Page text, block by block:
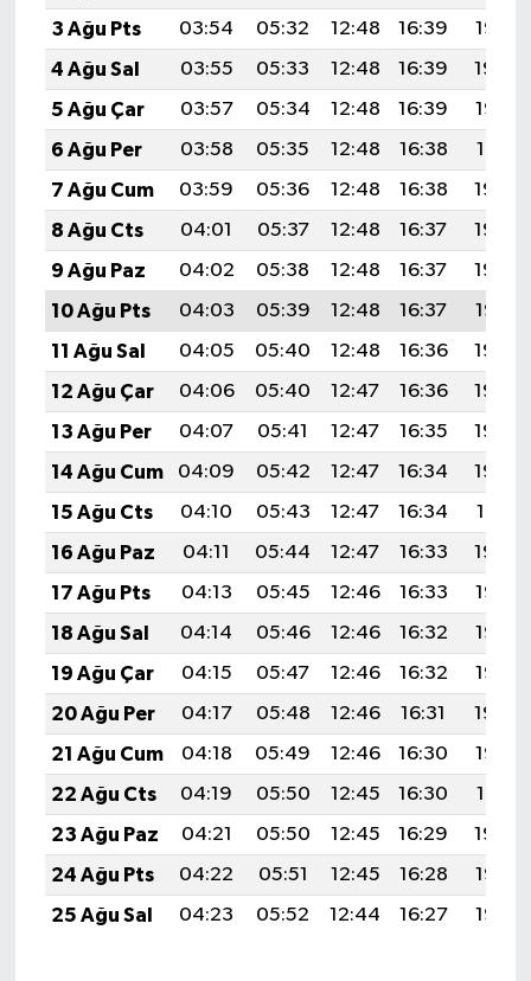
3 Ağu Pts
03:54 05:32 12:48 16:39
19:55
4 Ağu Sal
03:55 05:33 12:48 16:39
19:54
5 Ağu Çar
03:57 05:34 12:48 16:39
19:53
6 Ağu Per
03:58 05:35 12:48 16:38
19:51
7 Ağu Cum
03:59 05:36 12:48 16:38
19:50
8 Ağu Cts
04:01 05:37 12:48 16:37
19:49
9 Ağu Paz
04:02 05:38 12:48 16:37
19:48
10 Ağu Pts
04:03 05:39 12:48 16:37
19:47
11 Ağu Sal
04:05 05:40 12:48 16:36
19:46
12 Ağu Çar
04:06 05:40 12:47 16:36
19:44
13 Ağu Per
04:07 05:41 12:47 16:35
19:43
14 Ağu Cum
04:09 05:42 12:47 16:34
19:42
15 Ağu Cts
04:10 05:43 12:47 16:34
19:41
16 Ağu Paz
04:11 05:44 12:47 16:33
19:39
17 Ağu Pts
04:13 05:45 12:46 16:33
19:38
18 Ağu Sal
04:14 05:46 12:46 16:32
19:37
19 Ağu Çar
04:15 05:47 12:46 16:32
19:35
20 Ağu Per
04:17 05:48 12:46 16:31
19:34
21 Ağu Cum
04:18 05:49 12:46 16:30
19:32
22 Ağu Cts
04:19 05:50 12:45 16:30
19:31
23 Ağu Paz
04:21 05:50 12:45 16:29
19:30
24 Ağu Pts
04:22 05:51 12:45 16:28
19:28
25 Ağu Sal
04:23 05:52 12:44 16:27 19:27